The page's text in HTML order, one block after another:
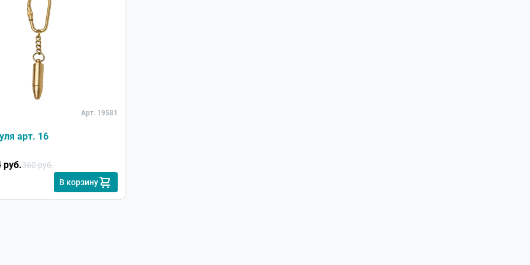
на производство , поставка возможна в августе
и Москвы будет отражено на нашем сайте.
УРАЛ 6?
Урал 6 (калибра 5,6х20 мм / 22LR)
Арт. 19581
арт. 16
руб.360 руб.
В корзину